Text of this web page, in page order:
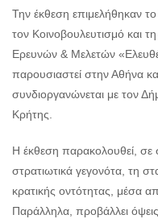
ΠΟΛΙΤΙΣΜΟΣ
ΑΝΘΕΚΤΙΚΗ
ΠΟΛΗ
Την έκθεση επιμελήθηκαν
τον Κοινοβουλευτισμό και
Ερευνών & Μελετών
παρουσιαστεί στην Αθήνα
συνδιοργανώνεται με τον
Κρήτης.
Η έκθεση παρακολουθεί, σε
στρατιωτικά γεγονότα, τη
κρατικής οντότητας, μέσα
Παράλληλα, προβάλλει